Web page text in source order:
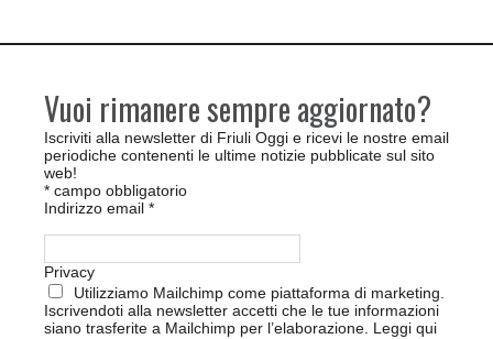
Vuoi rimanere sempre aggiornato?
Iscriviti alla newsletter di Friuli Oggi e ricevi le nostre email
periodiche contenenti le ultime notizie pubblicate sul sito
web!
* campo obbligatorio
Indirizzo email *
Privacy
Utilizziamo Mailchimp come piattaforma di marketing.
Iscrivendoti alla newsletter accetti che le tue informazioni
siano trasferite a Mailchimp per l’elaborazione. Leggi qui